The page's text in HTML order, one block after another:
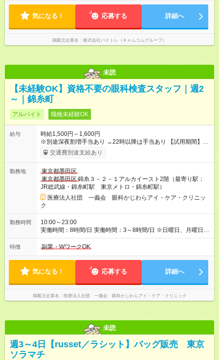
気になる！ 応募する 詳細へ
掲載元企業名 株式会社バイトレ（キャムコムグループ）
未読
【未経験OK】資格不要の眼科検査スタッフ｜週2
～｜錦糸町
アルバイト 職種未経験OK
給与
時給1,500円～1,600円
※別途深夜割増手当あり →22時以降は手当あり 【試用期間】試
用期間なし
交通費別途支給あり
勤務地
東京都墨田区
東京都墨田区錦糸３－２－１アルカイースト2階（最寄り駅：
JR総武線・錦糸町駅 東京メトロ・錦糸町駅）
医療法人社団 一義会 眼科かじわらアイ・ケア・クリニッ
ク
勤務時間
10:00～23:00
実働時間：8時間/日 実働時間：3～8時間/日 ※日曜日、月曜日、
祝日はお休みです 昇給：あり（業績による）
特徴 副業・WワークOK
気になる！ 応募する 詳細へ
掲載元企業名 医療法人社団 一義会 眼科かじわらアイ・ケア・クリニック
未読
週3～4日【russet／ラシット】バッグ販売 東京
ソラマチ